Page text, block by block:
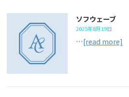
ソフウェーブ
2025年8月19日
…[read more]